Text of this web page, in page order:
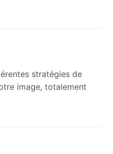
stratégies de
image, totalement